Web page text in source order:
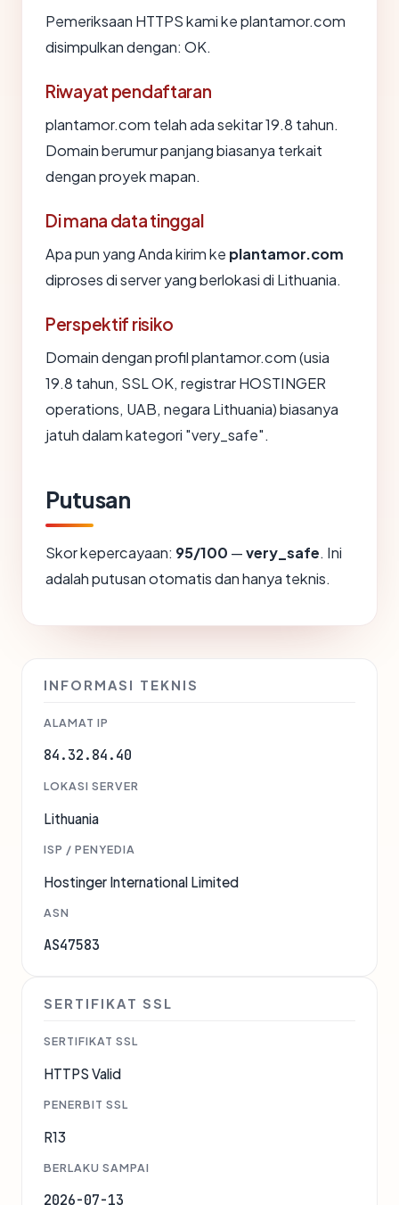
Pemeriksaan HTTPS kami ke plantamor.com
disimpulkan dengan: OK.
Riwayat pendaftaran
plantamor.com telah ada sekitar 19.8 tahun.
Domain berumur panjang biasanya terkait
dengan proyek mapan.
Di mana data tinggal
Apa pun yang Anda kirim ke plantamor.com
diproses di server yang berlokasi di Lithuania.
Perspektif risiko
Domain dengan profil plantamor.com (usia
19.8 tahun, SSL OK, registrar HOSTINGER
operations, UAB, negara Lithuania) biasanya
jatuh dalam kategori "very_safe".
Putusan
Skor kepercayaan: 95/100 —very_safe. Ini
adalah putusan otomatis dan hanya teknis.
INFORMASI TEKNIS
ALAMAT IP
84.32.84.40
LOKASI SERVER
Lithuania
ISP / PENYEDIA
Hostinger International Limited
ASN
AS47583
SERTIFIKAT SSL
SERTIFIKAT SSL
HTTPS Valid
PENERBIT SSL
R13
BERLAKU SAMPAI
2026-07-13